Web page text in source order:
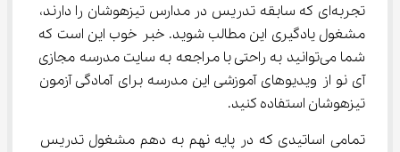
تجربه‌ای که سابقه تدریس در مدارس تیزهوشان را دارند،
مشغول یادگیری این مطالب شوید. خبر خوب این است که
شما می‌توانید به راحتی با مراجعه به سایت مدرسه مجازی
آی نو از ویدیوهای آموزشی این مدرسه برای آمادگی آزمون
تیزهوشان استفاده کنید.
تمامی اساتیدی که در پایه نهم به دهم مشغول تدریس